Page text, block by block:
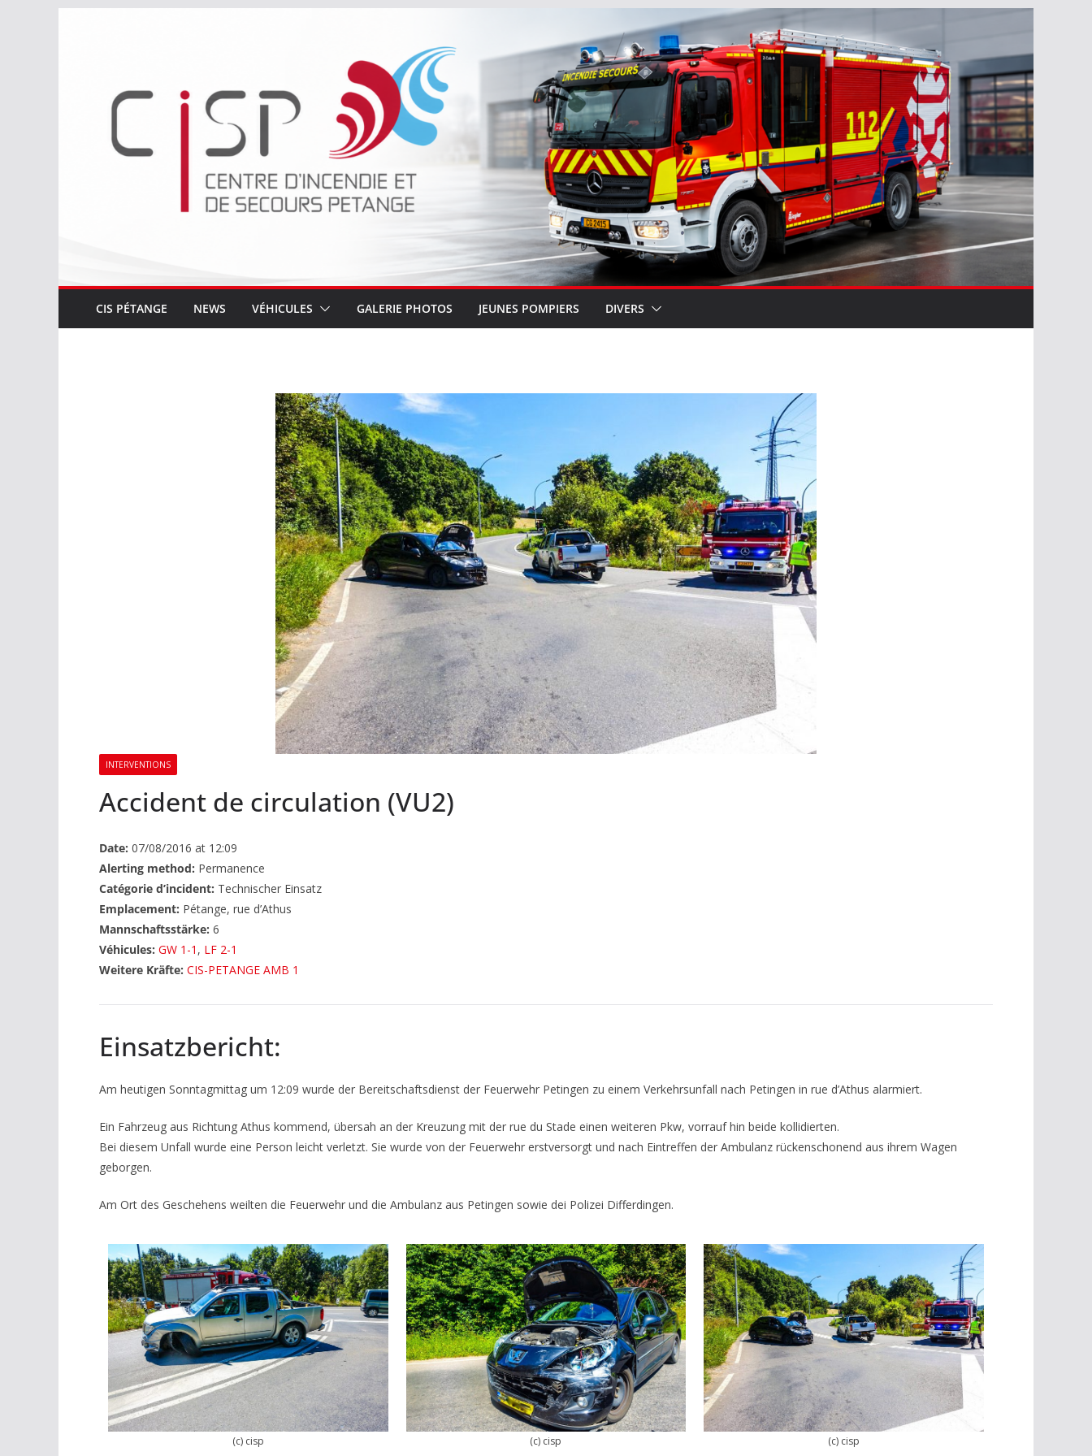
CIS PÉTANGE NEWS VÉHICULES GALERIE PHOTOS JEUNES POMPIERS DIVERS
INTERVENTIONS
Accident de circulation (VU2)
Date: 07/08/2016 at 12:09
Alerting method: Permanence
Catégorie d’incident: Technischer Einsatz
Emplacement: Pétange, rue d’Athus
Mannschaftsstärke: 6
Véhicules: GW 1-1 , LF 2-1
Weitere Kräfte: CIS-PETANGE AMB 1
Einsatzbericht:
Am heutigen Sonntagmittag um 12:09 wurde der Bereitschaftsdienst der Feuerwehr Petingen zu einem Verkehrsunfall nach Petingen in rue d’Athus alarmiert.
Ein Fahrzeug aus Richtung Athus kommend, übersah an der Kreuzung mit der rue du Stade einen weiteren Pkw, vorrauf hin beide kollidierten.
Bei diesem Unfall wurde eine Person leicht verletzt. Sie wurde von der Feuerwehr erstversorgt und nach Eintreffen der Ambulanz rückenschonend aus ihrem Wagen
geborgen.
Am Ort des Geschehens weilten die Feuerwehr und die Ambulanz aus Petingen sowie dei Polizei Differdingen.
(c) cisp (c) cisp (c) cisp